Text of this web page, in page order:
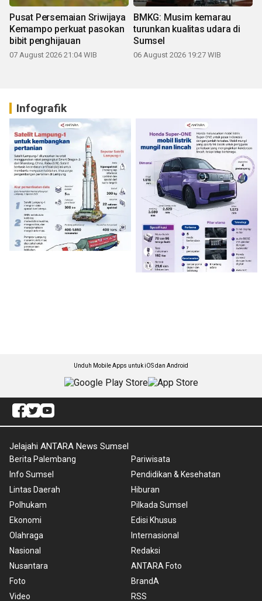
Pusat Persemaian Sriwijaya
Kemampo perkuat pasokan
bibit penghijauan
07 August 2026 21:04 WIB
BMKG: Musim kemarau
turunkan kualitas udara di
Sumsel
06 August 2026 19:27 WIB
Infografik
Unduh Mobile Apps untuk iOS dan Android
Jelajahi ANTARA News Sumsel
Berita Palembang
Info Sumsel
Lintas Daerah
Polhukam
Ekonomi
Olahraga
Nasional
Nusantara
Foto
Video
Pariwisata
Pendidikan & Kesehatan
Hiburan
Pilkada Sumsel
Edisi Khusus
Internasional
Redaksi
ANTARA Foto
BrandA
RSS